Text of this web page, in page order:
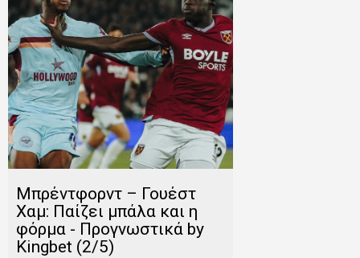
Μπρέντφορντ – Γουέστ
Χαμ: Παίζει μπάλα και η
φόρμα - Προγνωστικά by
Kingbet (2/5)